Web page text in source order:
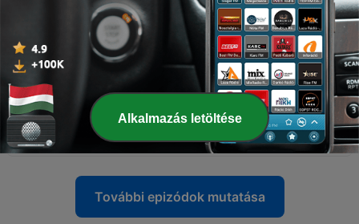
Képviselet és konfliktusok: hogyan bomlott fel a
XV. kerületet vezető koalíció
12 febr. 2026
21 - Mitől egészségesek az egészséges utcák?
15 jan. 2026
20 - Mégis mi történt a Sziget körül?
28 nov. 2025
További epizódok mutatása
Alkalmazás letöltése